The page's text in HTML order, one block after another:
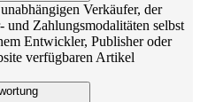
Verkäufer, der
Zahlungsmodalitäten selbst
Entwickler, Publisher oder
verfügbaren Artikel